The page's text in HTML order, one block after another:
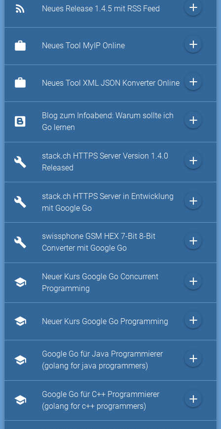
rss_feed Neues Release 1.4.5 mit RSS Feed add
work Neues Tool MyIP Online add
work Neues Tool XML JSON Konverter Online add
Blog zum Infoabend: Warum sollte ich
Go lernen
add
build
stack.ch HTTPS Server Version 1.4.0
Released
add
build
stack.ch HTTPS Server in Entwicklung
mit Google Go
add
build
swissphone GSM HEX 7-Bit 8-Bit
Converter mit Google Go
add
school
Neuer Kurs Google Go Concurrent
Programming
add
school Neuer Kurs Google Go Programming add
school
Google Go für Java Programmierer
(golang for java programmers)
add
school
Google Go für C++ Programmierer
(golang for c++ programmers)
add